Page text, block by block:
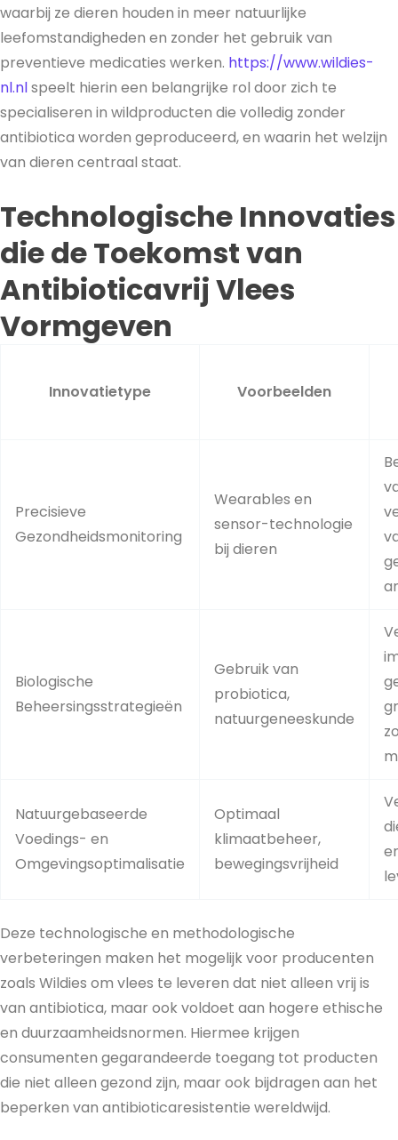
waarbij ze dieren houden in meer natuurlijke
leefomstandigheden en zonder het gebruik van
preventieve medicaties werken. https://www.wildies-
nl.nlspeelt hierin een belangrijke rol door zich te
specialiseren in wildproducten die volledig zonder
antibiotica worden geproduceerd, en waarin het welzijn
van dieren centraal staat.
Technologische Innovaties
die de Toekomst van
Antibioticavrij Vlees
Vormgeven
Innovatietype Voorbeelden
Precisieve
Gezondheidsmonitoring
Wearables en
sensor-technologie
bij dieren
Biologische
Beheersingsstrategieën
Gebruik van
probiotica,
natuurgeneeskunde
Natuurgebaseerde
Voedings- en
Omgevingsoptimalisatie
Optimaal
klimaatbeheer,
bewegingsvrijheid
Deze technologische en methodologische
verbeteringen maken het mogelijk voor producenten
zoals Wildies om vlees te leveren dat niet alleen vrij is
van antibiotica, maar ook voldoet aan hogere ethische
en duurzaamheidsnormen. Hiermee krijgen
consumenten gegarandeerde toegang tot producten
die niet alleen gezond zijn, maar ook bijdragen aan het
beperken van antibioticaresistentie wereldwijd.